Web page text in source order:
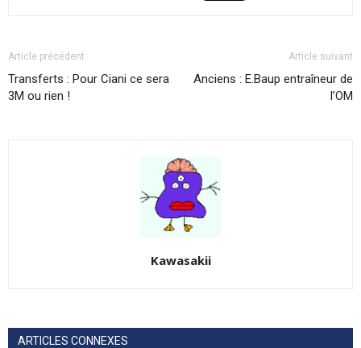
Article précédent
Transferts : Pour Ciani ce sera
3M ou rien !
Article suivant
Anciens : E.Baup entraîneur de
l’OM
Kawasakii
ARTICLES CONNEXES